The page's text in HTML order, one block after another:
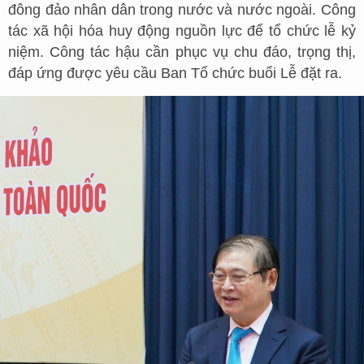
đông đảo nhân dân trong nước và nước ngoài. Công
tác xã hội hóa huy động nguồn lực để tổ chức lễ kỷ
niệm. Công tác hậu cần phục vụ chu đáo, trọng thị,
đáp ứng được yêu cầu Ban Tổ chức buổi Lễ đặt ra.